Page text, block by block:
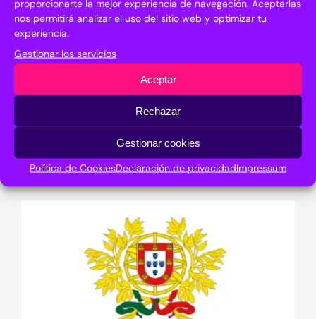
proporcionarte la mejor experiencia de navegación. Aceptarlas
nos permitirá analizar el uso del sitio web y optimizar tu
experiencia.
Gestionar los servicios
Aceptar
Rechazar
Gestionar cookies
Política de CookiesDeclaración de privacidadImpressum